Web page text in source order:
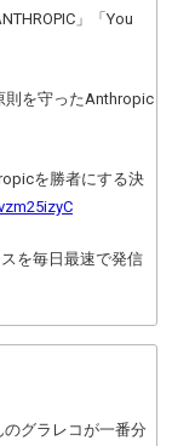
」「You
則を守ったAnthropic
を勝者にする決
を毎日最速で発信
グラレコが一番分